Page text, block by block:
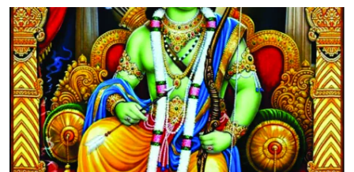
स्वतंत्रता सेनानी
साहित्य समाचार
होम
कहानी